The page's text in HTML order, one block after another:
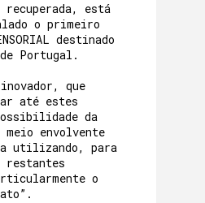
recuperada, está
o primeiro
destinado
Portugal.
que
até estes
da
meio envolvente
utilizando, para
o